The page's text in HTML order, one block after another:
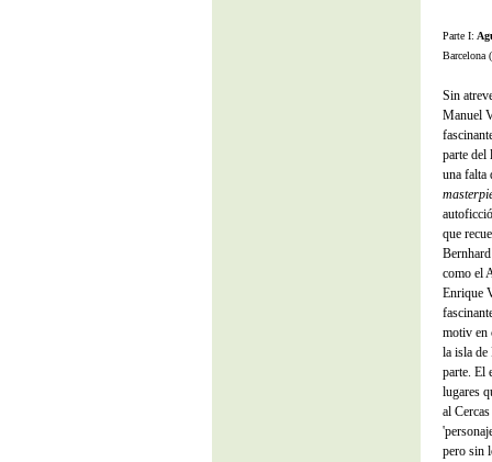
Parte I:
Barcelona
Sin
Manuel
parte del
una falta
que
como el
Enrique
motiv en
la isla
parte. El
lugares
al
pero sin